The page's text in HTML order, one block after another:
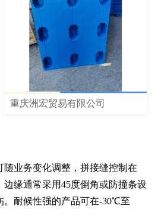
重庆洲宏贸易有限公司
随业务变化调整，拼接缝控制在
边缘通常采用45度倒角或防撞条设
。耐候性强的产品可在-30℃至